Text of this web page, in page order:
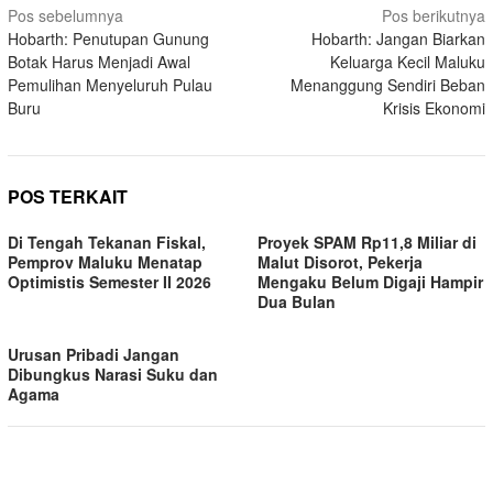
Navigasi
pos
Pos sebelumnya
Hobarth: Penutupan Gunung
Botak Harus Menjadi Awal
Pemulihan Menyeluruh Pulau
Buru
Pos berikutnya
Hobarth: Jangan Biarkan
Keluarga Kecil Maluku
Menanggung Sendiri Beban
Krisis Ekonomi
POS TERKAIT
Di Tengah Tekanan Fiskal,
Pemprov Maluku Menatap
Optimistis Semester II 2026
Proyek SPAM Rp11,8 Miliar di
Malut Disorot, Pekerja
Mengaku Belum Digaji Hampir
Dua Bulan
Urusan Pribadi Jangan
Dibungkus Narasi Suku dan
Agama